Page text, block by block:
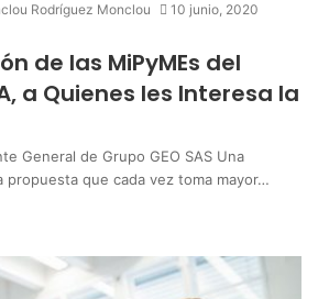
Rodríguez Monclou
10 junio, 2020
de las MiPyMEs del
a Quienes les Interesa la
General de Grupo GEO SAS Una
propuesta que cada vez toma mayor…